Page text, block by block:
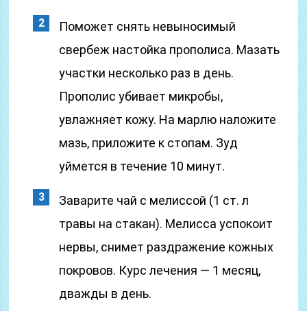
Поможет снять невыносимый
свербеж настойка прополиса. Мазать
участки несколько раз в день.
Прополис убивает микробы,
увлажняет кожу. На марлю наложите
мазь, приложите к стопам. Зуд
уймется в течение 10 минут.
Заварите чай с мелиссой (1 ст. л
травы на стакан). Мелисса успокоит
нервы, снимет раздражение кожных
покровов. Курс лечения — 1 месяц,
дважды в день.